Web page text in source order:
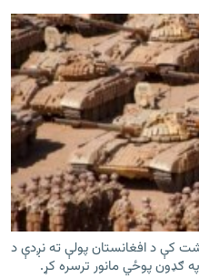
کې د افغانستان پولې ته نږدې د
ګډون پوځي مانور ترسره کړ.